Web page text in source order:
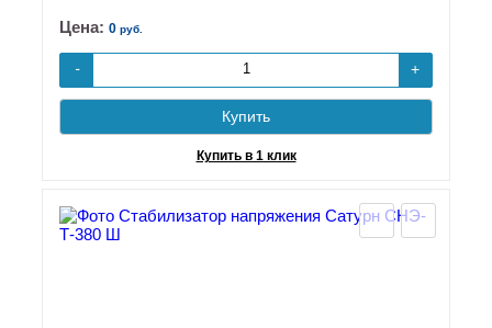
Цена: 0 руб.
- +
Купить
Купить в 1 клик